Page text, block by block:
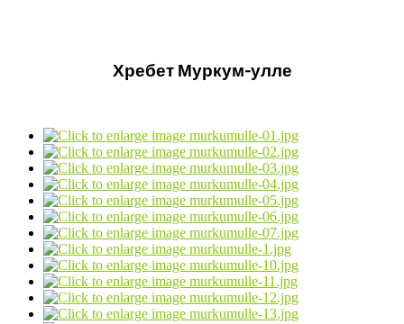
Хребет Муркум-улле